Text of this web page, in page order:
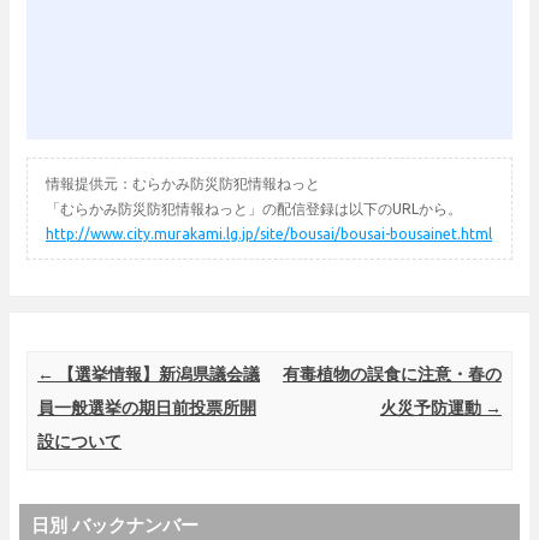
情報提供元：むらかみ防災防犯情報ねっと
「むらかみ防災防犯情報ねっと」の配信登録は以下のURLから。
http://www.city.murakami.lg.jp/site/bousai/bousai-bousainet.html
Post navigation
←
【選挙情報】新潟県議会議
員一般選挙の期日前投票所開
設について
有毒植物の誤食に注意・春の
火災予防運動 →
日別 バックナンバー